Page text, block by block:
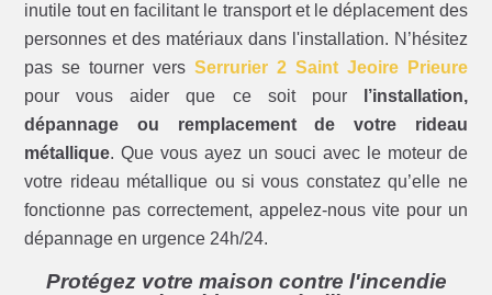
inutile tout en facilitant le transport et le déplacement des
personnes et des matériaux dans l'installation. N’hésitez
pas se tourner vers Serrurier 2 Saint Jeoire Prieure
pour vous aider que ce soit pour
l’installation,
dépannage ou remplacement de votre rideau
métallique. Que vous ayez un souci avec le moteur de
votre rideau métallique ou si vous constatez qu’elle ne
fonctionne pas correctement, appelez-nous vite pour un
dépannage en urgence 24h/24.
Protégez votre maison contre l'incendie